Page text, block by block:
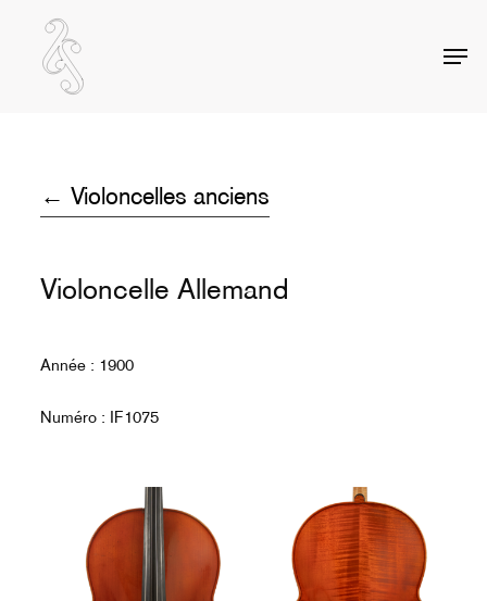
← Violoncelles anciens
Violoncelle Allemand
Année : 1900
Numéro : IF1075
Close